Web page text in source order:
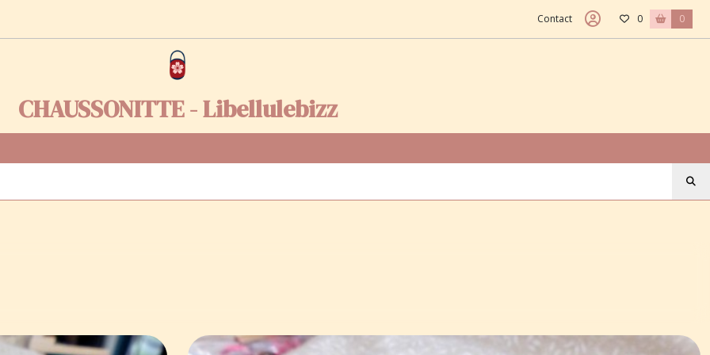
Contact 0 0
CHAUSSONITTE - Libellulebizz